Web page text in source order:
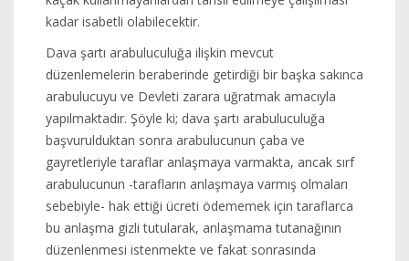
kadar isabetli olabilecektir.
Dava şartı arabuluculuğa ilişkin mevcut
düzenlemelerin beraberinde getirdiği bir başka sakınca
arabulucuyu ve Devleti zarara uğratmak amacıyla
yapılmaktadır. Şöyle ki; dava şartı arabuluculuğa
başvurulduktan sonra arabulucunun çaba ve
gayretleriyle taraflar anlaşmaya varmakta, ancak sırf
arabulucunun -tarafların anlaşmaya varmış olmaları
sebebiyle- hak ettiği ücreti ödememek için taraflarca
bu anlaşma gizli tutularak, anlaşmama tutanağının
düzenlenmesi istenmekte ve fakat sonrasında